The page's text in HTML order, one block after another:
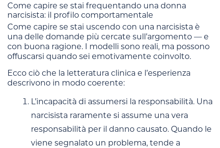
Come capire se stai frequentando una donna
narcisista: il profilo comportamentale
Come capire se stai uscendo con una narcisista è
una delle domande più cercate sull’argomento — e
con buona ragione. I modelli sono reali, ma possono
offuscarsi quando sei emotivamente coinvolto.
Ecco ciò che la letteratura clinica e l’esperienza
descrivono in modo coerente:
L’incapacità di assumersi la responsabilità. Una
narcisista raramente si assume una vera
responsabilità per il danno causato. Quando le
viene segnalato un problema, tende a